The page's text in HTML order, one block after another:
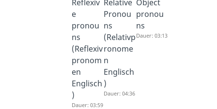
Reflexiv
e
pronou
ns
(Reflexiv
pronom
en
Englisch
)
Dauer: 03:59
Relative
Pronou
ns
(Relativp
ronome
n
Englisch
)
Dauer: 04:36
Object
pronou
ns
Dauer: 03:13